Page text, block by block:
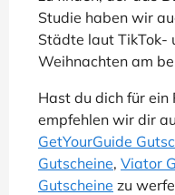
Studie haben wir
Städte laut TikTok-
Weihnachten am
Hast du dich für ein
empfehlen wir dir
GetYourGuide
Gutscheine, Viator
Gutscheine zu